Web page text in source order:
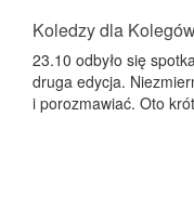
Koledzy dla
23.10 odbyło się
druga edycja.
i porozmawiać. Oto